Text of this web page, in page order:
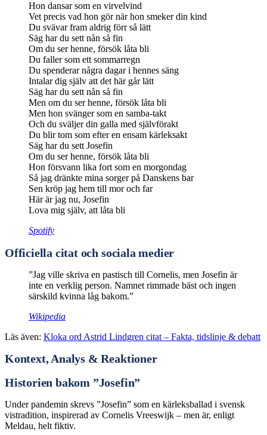
Hon dansar som en virvelvind
Vet precis vad hon gör när hon smeker din kind
Du svävar fram aldrig förr så lätt
Säg har du sett nån så fin
Om du ser henne, försök låta bli
Du faller som ett sommarregn
Du spenderar några dagar i hennes säng
Intalar dig själv att det här går lätt
Säg har du sett nån så fin
Men om du ser henne, försök låta bli
Men hon svänger som en samba-takt
Och du sväljer din galla med självförakt
Du blir tom som efter en ensam kärleksakt
Säg har du sett Josefin
Om du ser henne, försök låta bli
Hon försvann lika fort som en morgondag
Så jag dränkte mina sorger på Danskens bar
Sen kröp jag hem till mor och far
Här är jag nu, Josefin
Lova mig själv, att låta bli
Spotify
Officiella citat och sociala medier
”Jag ville skriva en pastisch till Cornelis, men Josefin är
inte en verklig person. Namnet rimmade bäst och ingen
särskild kvinna låg bakom.”
Wikipedia
Läs även: Kloka ord Astrid Lindgren citat – Fakta, tidslinje & debatt
Kontext, Analys & Reaktioner
Historien bakom ”Josefin”
Under pandemin skrevs ”Josefin” som en kärleksballad i svensk
vistradition, inspirerad av Cornelis Vreeswijk – men är, enligt
Meldau, helt fiktiv.